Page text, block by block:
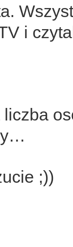
i
liczba
;))